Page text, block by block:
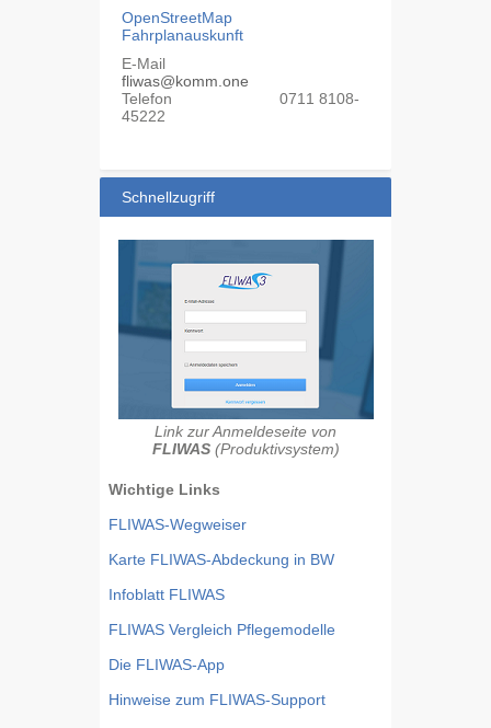
OpenStreetMap
Fahrplanauskunft
E-Mail
fliwas@komm.one
Telefon
0711 8108-
45222
Schnellzugriff
Link zur Anmeldeseite von
FLIWAS(Produktivsystem)
Wichtige Links
FLIWAS-Wegweiser
Karte FLIWAS-Abdeckung in BW
Infoblatt FLIWAS
FLIWAS Vergleich Pflegemodelle
Die FLIWAS-App
Hinweise zum FLIWAS-Support